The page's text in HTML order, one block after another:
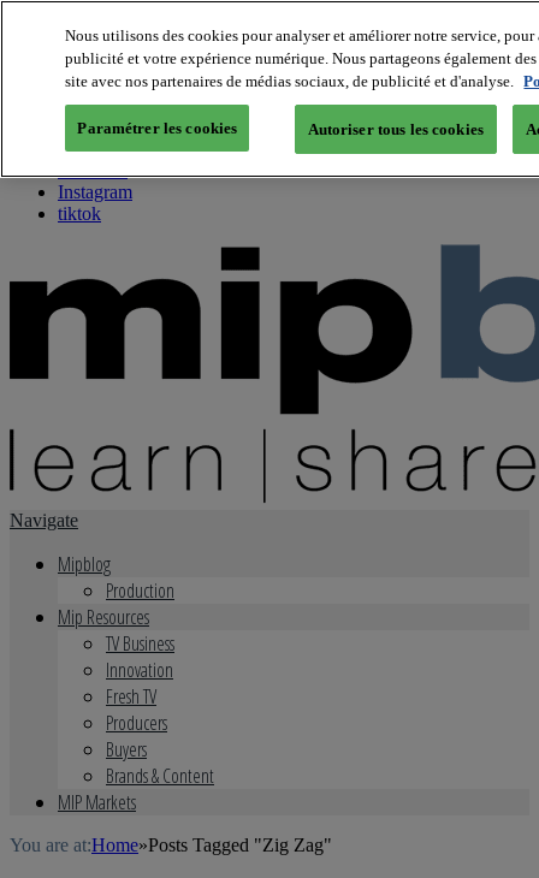
About us
Twitter
Facebook
Youtube
Instagram
tiktok
Navigate
Mipblog
Production
Mip Resources
TV Business
Innovation
Fresh TV
Producers
Buyers
Brands & Content
MIP Markets
You are at:Home»Posts Tagged "Zig Zag"
Nous utilisons des cookies pour analyser et améliorer notre service,
publicité et votre expérience numérique. Nous partageons également
site avec nos partenaires de médias sociaux, de publicité et d'analyse.
Paramétrer les cookies Autoriser tous les cookies